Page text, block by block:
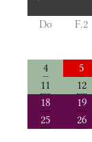
Do F.2
4
5
11
12
18
19
25
26